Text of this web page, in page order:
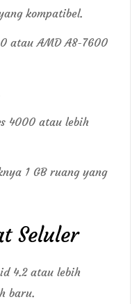
kompatibel.
atau AMD A8-7600
4000 atau lebih
1 GB ruang yang
Seluler
4.2 atau lebih
baru.